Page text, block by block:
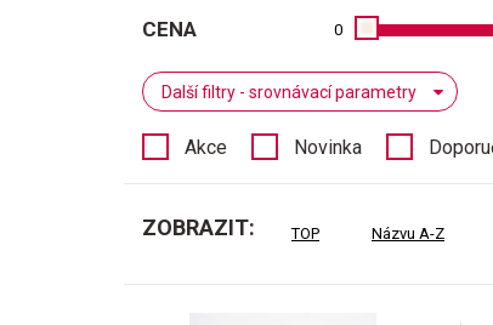
CENA 0
Další filtry - srovnávací parametry
Akce Novinka
ZOBRAZIT: TOP Názvu A-Z